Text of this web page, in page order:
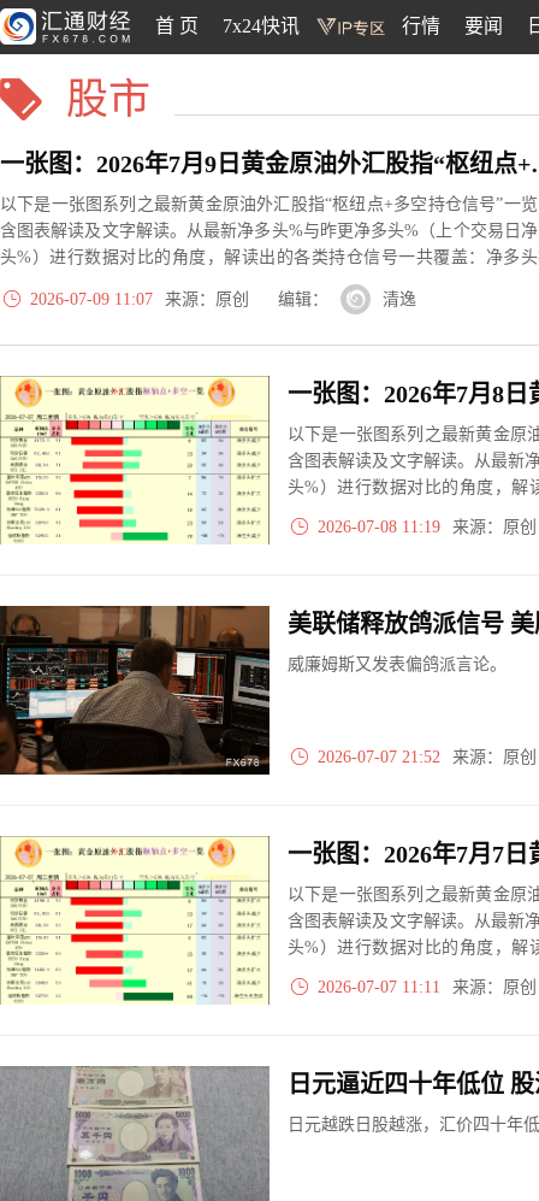
首 页 7x24快讯 行情 要闻
股市
一张图：
以下是一张图系列之最新黄金原油外汇股指“枢纽点+多空持仓信号”一
含图表解读及文字解读。从最新净多头%与昨更净多头%（上个交易日
头%）进行数据对比的角度，解读出的各类持仓信号一共覆盖：净多
大、净多头减小、净空头无变动、净空头转为多空平衡等13种信号，
实际数据对比结果对应展示其中的某几种。
2026-07-09 11:07 来源：原创 编辑： 清逸
以下是一张图系列之最新黄金原
含图表解读及文字解读。从最新
头%）进行数据对比的角度，解
大、净多头减小、净空头无变
实际数据对比结果对应展示其中
2026-07-08 11:19 来源：原
威廉姆斯又发表偏鸽派言论。
2026-07-07 21:52 来源：原
以下是一张图系列之最新黄金原
含图表解读及文字解读。从最新
头%）进行数据对比的角度，解
大、净多头减小、净空头无变
实际数据对比结果对应展示其中
2026-07-07 11:11 来源：原
日元逼近四十年低位
日元越跌日股越涨，汇价四十年